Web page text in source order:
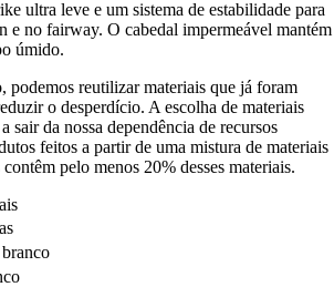
ultra leve e um sistema de estabilidade para
e no fairway. O cabedal impermeável mantém
úmido.
podemos reutilizar materiais que já foram
o desperdício. A escolha de materiais
sair da nossa dependência de recursos
feitos a partir de uma mistura de materiais
pelo menos 20% desses materiais.